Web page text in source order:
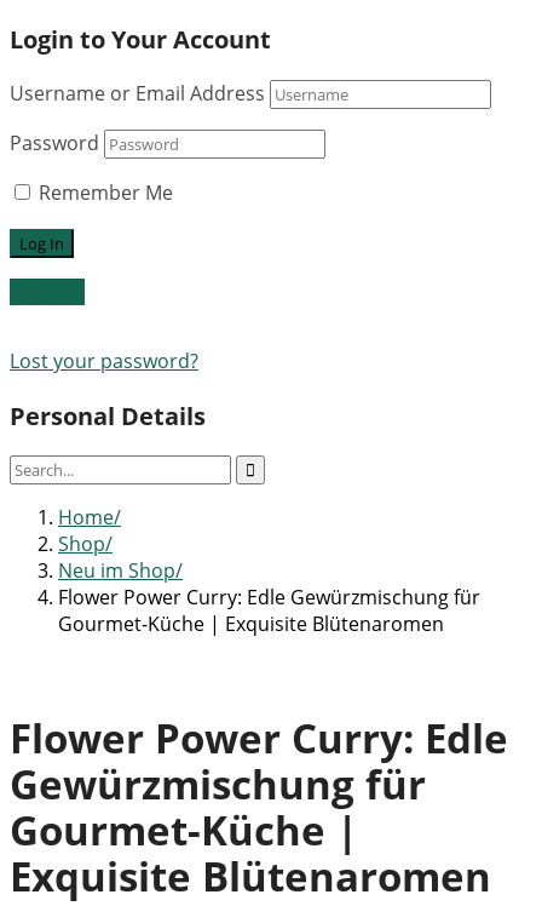
Login to Your Account
Username or Email Address
Password
Remember Me
Lost your password?
Personal Details
Home
Shop
Neu im Shop
Flower Power Curry: Edle Gewürzmischung für
Gourmet-Küche | Exquisite Blütenaromen
Flower Power Curry: Edle
Gewürzmischung für
Gourmet-Küche |
Exquisite Blütenaromen